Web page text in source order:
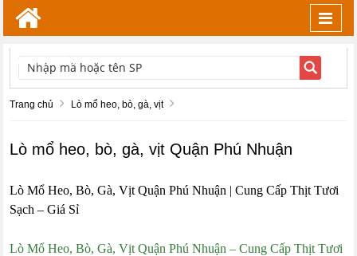
TÌM KIẾM
Trang chủ Lò mổ heo, bò, gà, vịt
Lò mổ heo, bò, gà, vịt Quận Phú Nhuận
Lò Mổ Heo, Bò, Gà, Vịt Quận Phú Nhuận | Cung Cấp Thịt Tươi
Sạch – Giá Sỉ
Lò Mổ Heo, Bò, Gà, Vịt Quận Phú Nhuận – Cung Cấp Thịt Tươi